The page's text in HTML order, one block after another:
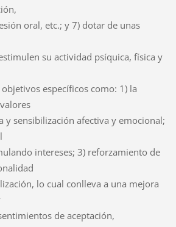
oral, etc.; y 7) dotar de unas
su actividad psíquica, física y
específicos como: 1) la
y sensibilización afectiva y emocional;
intereses; 3) reforzamiento de
lo cual conlleva a una mejora
de aceptación,